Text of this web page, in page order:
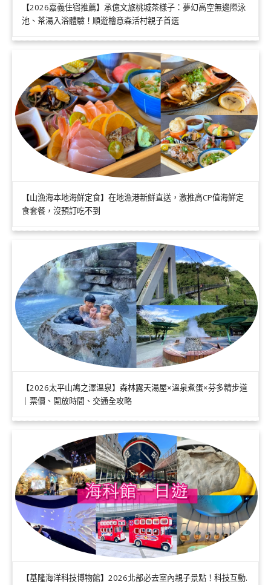
【2026嘉義住宿推薦】承億文旅桃城茶樣子：夢幻高空無邊際泳
池、茶湯入浴體驗！順遊檜意森活村親子首選
【山漁海本地海鮮定食】在地漁港新鮮直送，激推高CP值海鮮定
食套餐，沒預訂吃不到
【2026太平山鳩之澤溫泉】森林露天湯屋×溫泉煮蛋×芬多精步道
｜票價、開放時間、交通全攻略
【基隆海洋科技博物館】2026北部必去室內親子景點！科技互動.